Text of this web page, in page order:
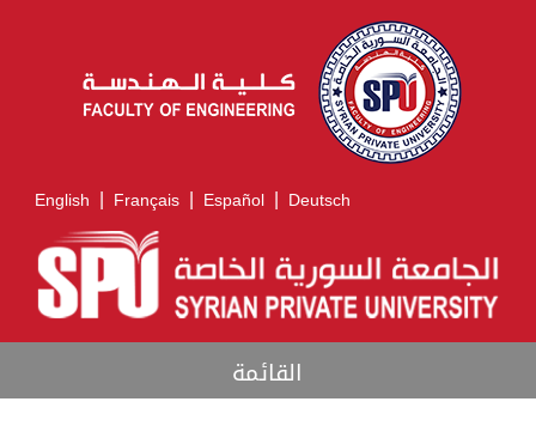
English | Français | Español | Deutsch
القائمة